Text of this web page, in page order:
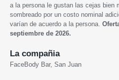
a la persona le gustan las cejas bien
sombreado por un costo nominal
varían de acuerdo a la persona.
septiembre de 2026.
La compañia
FaceBody Bar, San Juan